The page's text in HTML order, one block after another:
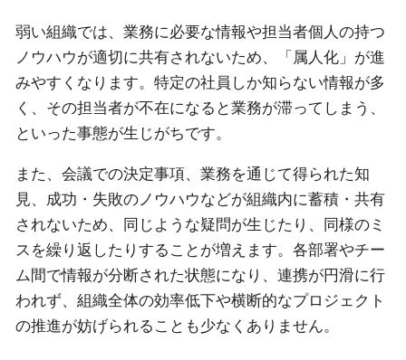
弱い組織では、業務に必要な情報や担当者個人の持つ
ノウハウが適切に共有されないため、「属人化」が進
みやすくなります。特定の社員しか知らない情報が多
く、その担当者が不在になると業務が滞ってしまう、
といった事態が生じがちです。
また、会議での決定事項、業務を通じて得られた知
見、成功・失敗のノウハウなどが組織内に蓄積・共有
されないため、同じような疑問が生じたり、同様のミ
スを繰り返したりすることが増えます。各部署やチー
ム間で情報が分断された状態になり、連携が円滑に行
われず、組織全体の効率低下や横断的なプロジェクト
の推進が妨げられることも少なくありません。